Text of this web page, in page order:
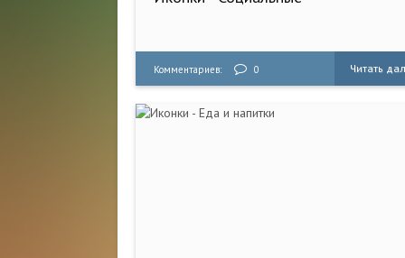
Комментариев: 0 Читать